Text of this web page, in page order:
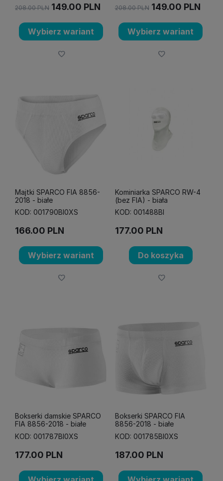
208.00 PLN 149.00 PLN
Wybierz wariant
208.00 PLN 149.00 PLN
Wybierz wariant
Majtki SPARCO FIA 8856-
2018 - białe
KOD: 001790BI0XS
166.00 PLN
Wybierz wariant
Kominiarka SPARCO RW-4
(bez FIA) - biała
KOD: 001488BI
177.00 PLN
Do koszyka
Bokserki damskie SPARCO
FIA 8856-2018 - białe
KOD: 001787BI0XS
177.00 PLN
Bokserki SPARCO FIA
8856-2018 - białe
KOD: 001785BI0XS
187.00 PLN